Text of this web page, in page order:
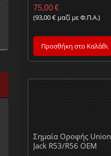
75,00€
(93,00€ μαζί με Φ.Π.Α.)
Προσθήκη στο Καλάθι
Σημαία Οροφής Union
Jack R53/R56 OEM